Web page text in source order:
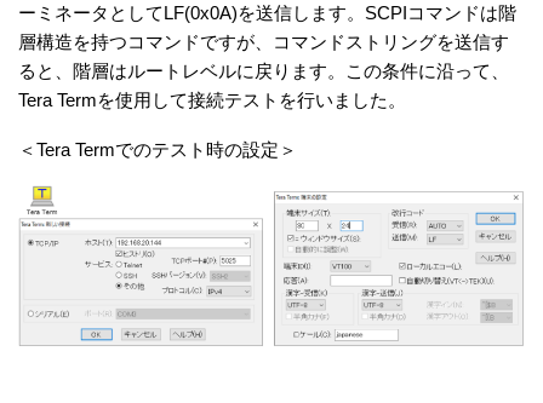
ーミネータとしてLF(0x0A)を送信します。SCPIコマンドは階
層構造を持つコマンドですが、コマンドストリングを送信す
ると、階層はルートレベルに戻ります。この条件に沿って、
Tera Termを使用して接続テストを行いました。
＜Tera Termでのテスト時の設定＞